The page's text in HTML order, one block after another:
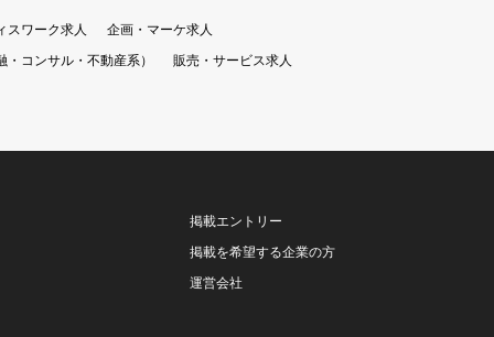
スワーク求人
企画・マーケ求人
・コンサル・不動産系）
販売・サービス求人
掲載エントリー
掲載を希望する企業の方
運営会社